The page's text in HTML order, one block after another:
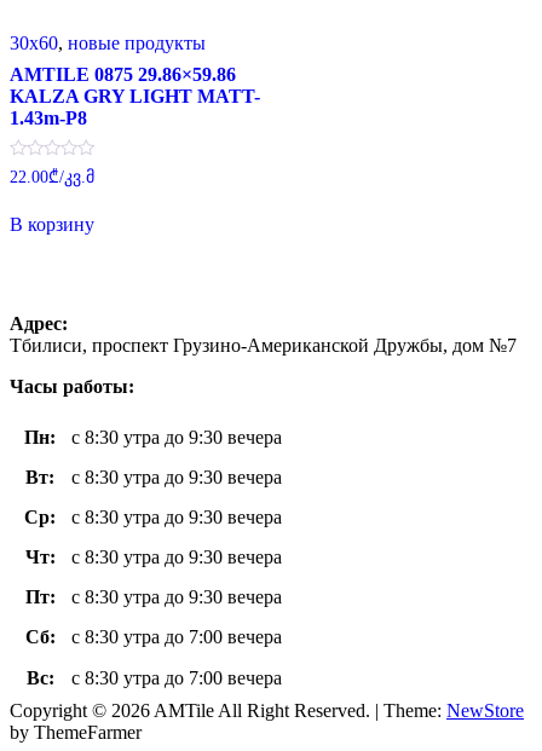
30x60, новые продукты
AMTILE 0875 29.86×59.86
KALZA GRY LIGHT MATT-
1.43m-P8
Оценка
0
5
22.00₾/კვ.მ
В корзину
Адрес:
Тбилиси, проспект Грузино-Американской Дружбы, дом №7
Часы работы:
Пн:
с 8:30 утра до 9:30 вечера
Вт:
с 8:30 утра до 9:30 вечера
Ср:
с 8:30 утра до 9:30 вечера
Чт:
с 8:30 утра до 9:30 вечера
Пт:
с 8:30 утра до 9:30 вечера
Сб:
с 8:30 утра до 7:00 вечера
Вс:
с 8:30 утра до 7:00 вечера
Copyright © 2026 AMTile All Right Reserved. | Theme: NewStore
by ThemeFarmer